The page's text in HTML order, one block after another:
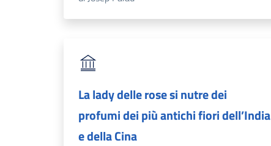
La lady delle rose si nutre dei
profumi dei più antichi fiori dell’India
e della Cina